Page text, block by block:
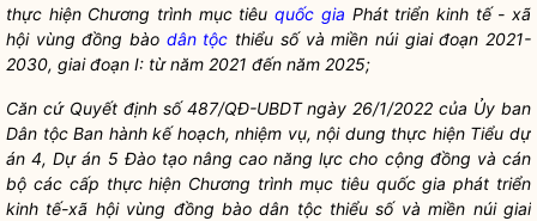
thực hiện Chương trình mục tiêuquốc gia Phát triển kinh tế - xã
hội vùng đồng bào dân tộc thiểu số và miền núi giai đoạn 2021-
2030, giai đoạn I: từ năm 2021 đến năm 2025;
Căn cứ Quyết định số 487/QĐ-UBDT ngày 26/1/2022 của Ủy ban
Dân tộcBan hành kế hoạch, nhiệm vụ, nội dung thực hiện Tiểu dự
án 4, Dự án 5 Đào tạo nâng cao năng lực cho cộng đồng và cán
bộ các cấp thực hiện Chương trình mục tiêu quốc gia phát triển
kinh tế-xã hội vùng đồng bàodân tộcthiểu số và miền núi giai